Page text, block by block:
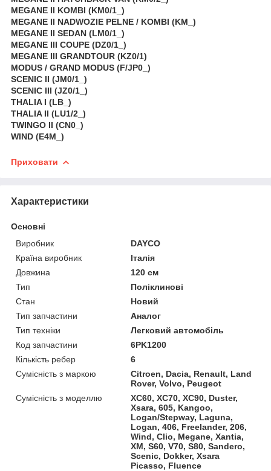
MEGANE II KOMBI (KM0/1_)
MEGANE II NADWOZIE PELNE / KOMBI (KM_)
MEGANE II SEDAN (LM0/1_)
MEGANE III COUPE (DZ0/1_)
MEGANE III GRANDTOUR (KZ0/1)
MODUS / GRAND MODUS (F/JP0_)
SCENIC II (JM0/1_)
SCENIC III (JZ0/1_)
THALIA I (LB_)
THALIA II (LU1/2_)
TWINGO II (CN0_)
WIND (E4M_)
Приховати
Характеристики
Основні
Виробник
DAYCO
Країна виробник
Італія
Довжина
120 см
Тип
Поліклинові
Стан
Новий
Тип запчастини
Аналог
Тип техніки
Легковий автомобіль
Код запчастини
6PK1200
Кількість ребер
6
Сумісність з маркою
Citroen, Dacia, Renault, Land
Rover, Volvo, Peugeot
Сумісність з моделлю
XC60, XC70, XC90, Duster,
Xsara, 605, Kangoo,
Logan/Stepway, Laguna,
Logan, 406, Freelander, 206,
Wind, Clio, Megane, Xantia,
XM, S60, V70, S80, Sandero,
Scenic, Dokker, Xsara
Picasso, Fluence